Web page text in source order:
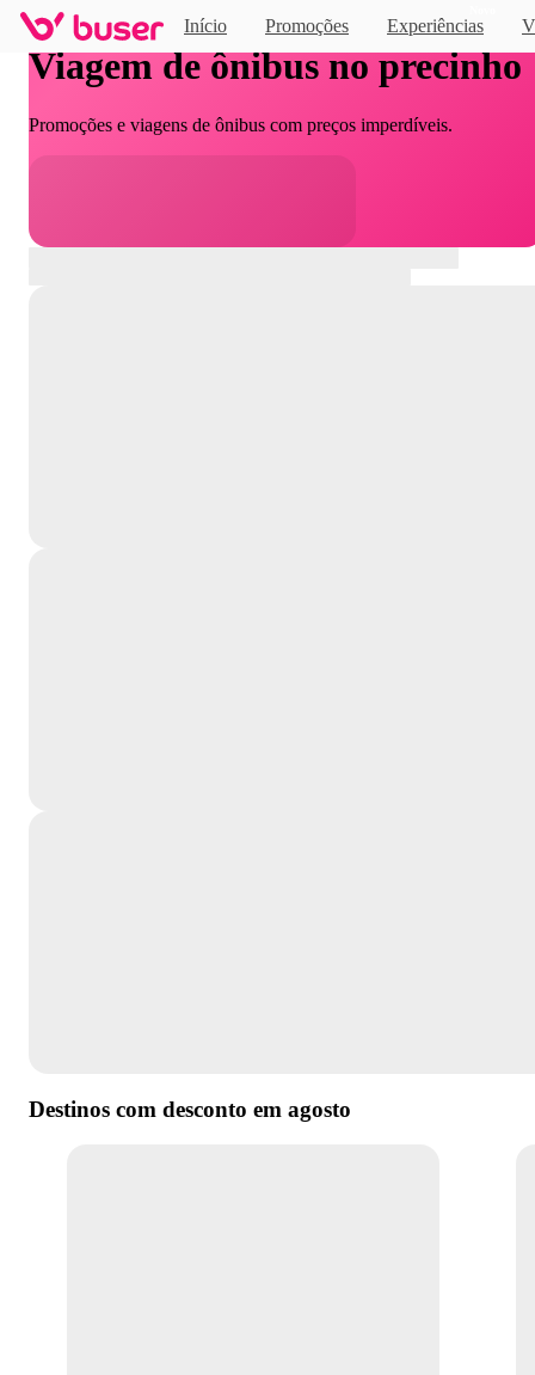
Início Promoções Experiências
Viagem de ônibus no precinho
Promoções e viagens de ônibus com preços imperdíveis.
Destinos com desconto em agosto